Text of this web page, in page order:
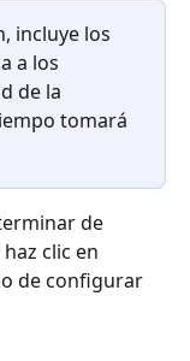
incluye los
a los
de la
tomará
de
clic en
de configurar